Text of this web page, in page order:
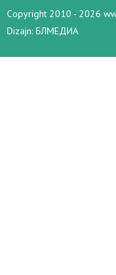
Copyright 2010 - 2026
Dizajn: БЛМЕДИА